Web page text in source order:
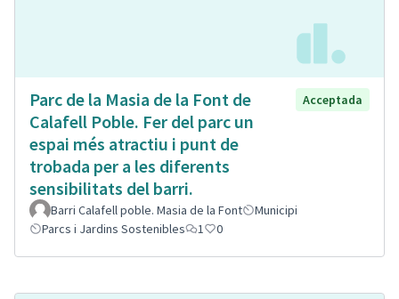
Parc de la Masia de la Font de
Calafell Poble. Fer del parc un
espai més atractiu i punt de
trobada per a les diferents
sensibilitats del barri.
Acceptada
Barri Calafell poble. Masia de la Font
Municipi
Parcs i Jardins Sostenibles
1 0